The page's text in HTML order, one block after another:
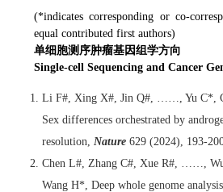
(*indicates corresponding or co-
equal contributed first authors)
单细胞测序肿瘤基因组学方向
Single-cell Sequencing and Cancer
Li F#, Xing X#, Jin Q#, ……, Yu C*,
Sex differences orchestrated by
resolution, Nature 629 (2024), 193-
Chen L#, Zhang C#, Xue R#, ……,
Wang H*, Deep whole genome